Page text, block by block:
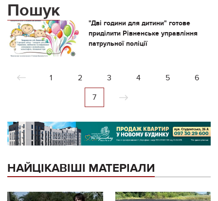
Пошук
"Дві години для дитини" готове
приділити Рівненське управління
патрульної поліції
1 2 3 4 5
6
7
НАЙЦІКАВІШІ МАТЕРІАЛИ